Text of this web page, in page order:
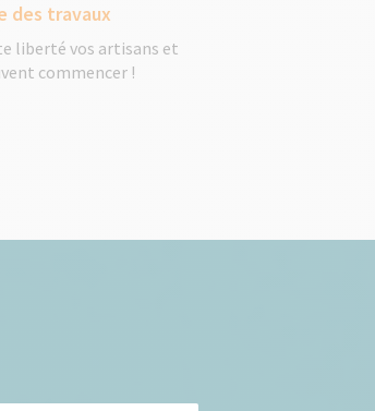
des travaux
liberté vos artisans et
commencer !